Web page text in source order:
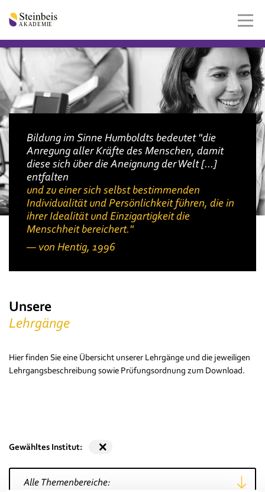
Bildung im Sinne Humboldts bedeutet "die
Anregung aller Kräfte des Menschen, damit
diese sich über die Aneignung der Welt [...]
entfalten
und zu einer sich selbst bestimmenden
Individualität und Persönlichkeit führen, die in
ihrer Idealität und Einzigartigkeit die
Menschheit bereichert."
von Hentig, 1996
Unsere
Lehrgänge
Hier finden Sie eine Übersicht unserer Lehrgänge und die jeweiligen
Lehrgangsbeschreibung sowie Prüfungsordnung zum Download.
Gewähltes Institut: 🗙